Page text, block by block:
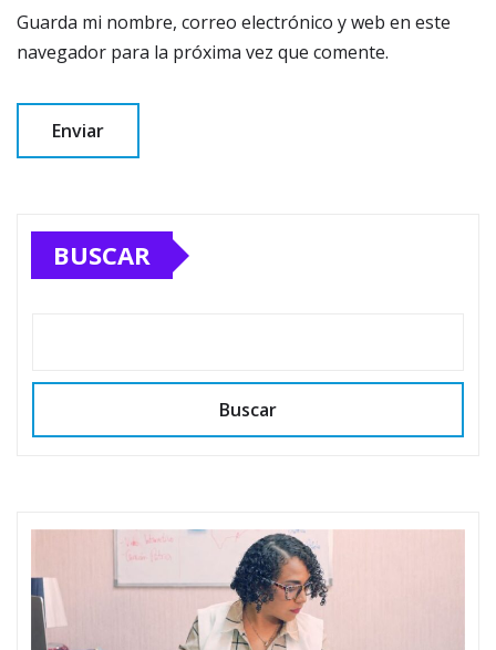
Guarda mi nombre, correo electrónico y web en este
navegador para la próxima vez que comente.
BUSCAR
Buscar